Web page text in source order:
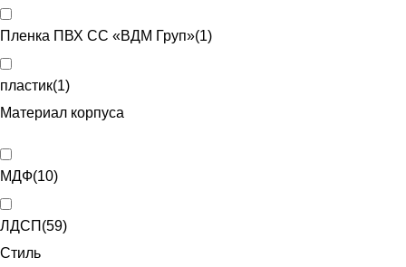
Пленка ПВХ CC «ВДМ Груп»(1)
пластик(1)
Материал корпуса
МДФ(10)
ЛДСП (59)
Стиль